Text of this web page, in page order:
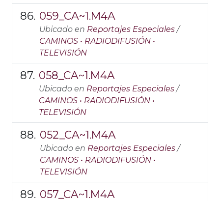
059_CA~1.M4A
Ubicado en Reportajes Especiales /
CAMINOS • RADIODIFUSIÓN •
TELEVISIÓN
058_CA~1.M4A
Ubicado en Reportajes Especiales /
CAMINOS • RADIODIFUSIÓN •
TELEVISIÓN
052_CA~1.M4A
Ubicado en Reportajes Especiales /
CAMINOS • RADIODIFUSIÓN •
TELEVISIÓN
057_CA~1.M4A